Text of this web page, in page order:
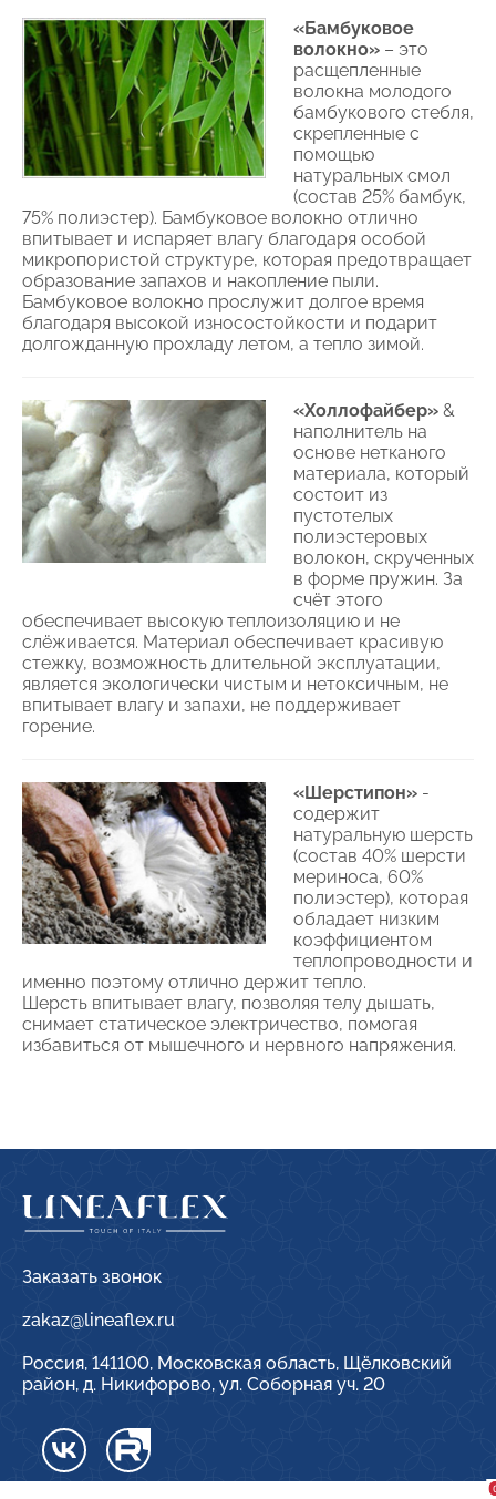
«Бамбуковое
волокно» – это
расщепленные
волокна молодого
бамбукового стебля,
скрепленные с
помощью
натуральных смол
(состав 25% бамбук,
75% полиэстер). Бамбуковое волокно отлично
впитывает и испаряет влагу благодаря особой
микропористой структуре, которая предотвращает
образование запахов и накопление пыли.
Бамбуковое волокно прослужит долгое время
благодаря высокой износостойкости и подарит
долгожданную прохладу летом, а тепло зимой.
«Холлофайбер» &
наполнитель на
основе нетканого
материала, который
состоит из
пустотелых
полиэстеровых
волокон, скрученных
в форме пружин. За
счёт этого
обеспечивает высокую теплоизоляцию и не
слёживается. Материал обеспечивает красивую
стежку, возможность длительной эксплуатации,
является экологически чистым и нетоксичным, не
впитывает влагу и запахи, не поддерживает
горение.
«Шерстипон» -
содержит
натуральную шерсть
(состав 40% шерсти
мериноса, 60%
полиэстер), которая
обладает низким
коэффициентом
теплопроводности и
именно поэтому отлично держит тепло.
Шерсть впитывает влагу, позволяя телу дышать,
снимает статическое электричество, помогая
избавиться от мышечного и нервного напряжения.
Заказать звонок
zakaz@lineaflex.ru
Россия, 141100, Московская область, Щёлковский
район, д. Никифорово, ул. Соборная уч. 20